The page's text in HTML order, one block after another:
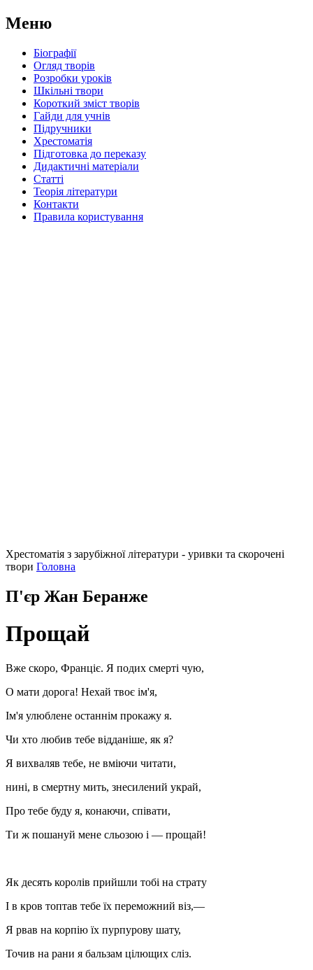
Меню
Біографії
Огляд творів
Розробки уроків
Шкільні твори
Короткий зміст творів
Гайди для учнів
Підручники
Хрестоматія
Підготовка до переказу
Дидактичні матеріали
Статті
Теорія літератури
Контакти
Правила користування
Хрестоматія з зарубіжної літератури - уривки та скорочені
твори Головна
П'єр Жан Беранже
Прощай
Вже скоро, Франціє. Я подих смерті чую,
О мати дорога! Нехай твоє ім'я,
Ім'я улюблене останнім прокажу я.
Чи хто любив тебе відданіше, як я?
Я вихваляв тебе, не вміючи читати,
нині, в смертну мить, знесилений украй,
Про тебе буду я, конаючи, співати,
Ти ж пошануй мене сльозою і — прощай!
Як десять королів прийшли тобі на страту
І в кров топтав тебе їх переможний віз,—
Я рвав на корпію їх пурпурову шату,
Точив на рани я бальзам цілющих сліз.